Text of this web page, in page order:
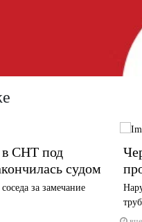
в СНТ под
судом
за замечание